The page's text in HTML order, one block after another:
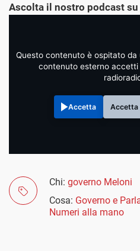
Ascolta il nostro podcast su
Questo contenuto è ospitato
contenuto esterno accetti
Accetta Accetta
Chi: governo Meloni
Cosa: Governo e
Numeri alla mano